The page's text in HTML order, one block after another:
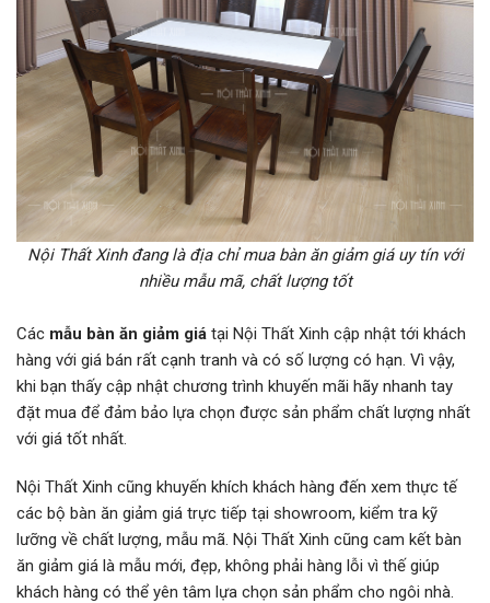
Nội Thất Xinh đang là địa chỉ mua bàn ăn giảm giá uy tín với
nhiều mẫu mã, chất lượng tốt
Các mẫu bàn ăn giảm giá tại Nội Thất Xinh cập nhật tới khách
hàng với giá bán rất cạnh tranh và có số lượng có hạn. Vì vậy,
khi bạn thấy cập nhật chương trình khuyến mãi hãy nhanh tay
đặt mua để đảm bảo lựa chọn được sản phẩm chất lượng nhất
với giá tốt nhất.
Nội Thất Xinh cũng khuyến khích khách hàng đến xem thực tế
các bộ bàn ăn giảm giá trực tiếp tại showroom, kiểm tra kỹ
lưỡng về chất lượng, mẫu mã. Nội Thất Xinh cũng cam kết bàn
ăn giảm giá là mẫu mới, đẹp, không phải hàng lỗi vì thế giúp
khách hàng có thể yên tâm lựa chọn sản phẩm cho ngôi nhà.